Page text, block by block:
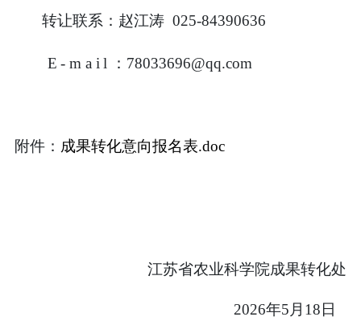
转让联系：赵江涛 025-84390636
E-mail ： 78033696@qq.com
附件： 成果转化意向报名表.doc
江苏省农业科学院成果转化处
2026年5 月 18 日